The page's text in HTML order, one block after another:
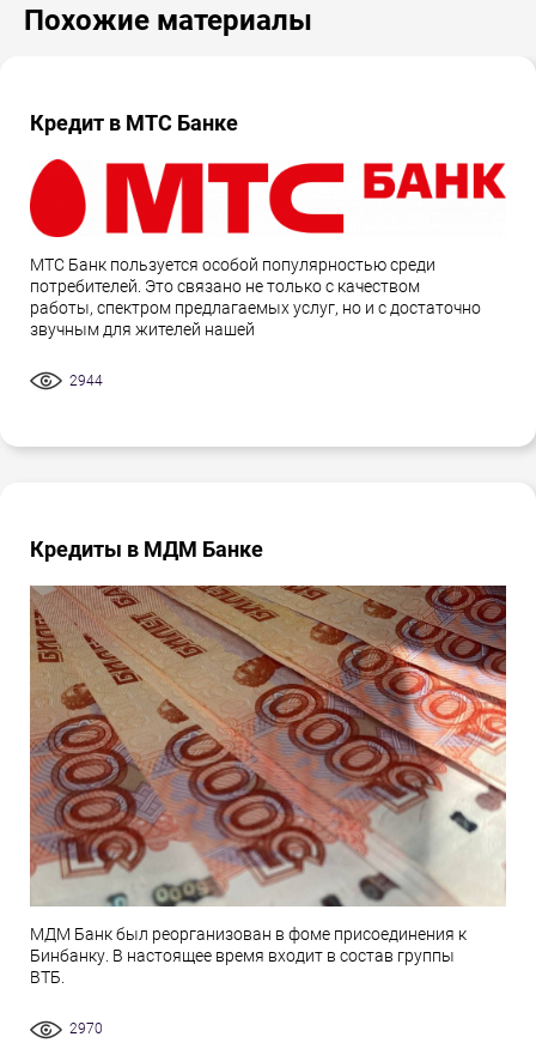
Похожие материалы
Кредит в МТС Банке
МТС Банк пользуется особой популярностью среди
потребителей. Это связано не только с качеством
работы, спектром предлагаемых услуг, но и с достаточно
звучным для жителей нашей
2944
Кредиты в МДМ Банке
МДМ Банк был реорганизован в фоме присоединения к
Бинбанку. В настоящее время входит в состав группы
ВТБ.
2970